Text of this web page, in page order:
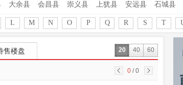
大余县 会昌县 崇义县 上犹县 安远县 石城县
L M N O P Q R S T
售楼盘 20 40 60
0 / 0